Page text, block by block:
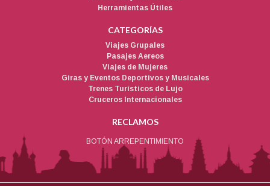
Herramientas Útiles
CATEGORÍAS
Viajes Grupales
Pasajes Aereos
Viajes de Mujeres
Giras y Eventos Deportivos y Musicales
Trenes Turísticos de Lujo
Cruceros Internacionales
RECLAMOS
BOTÓN ARREPENTIMIENTO